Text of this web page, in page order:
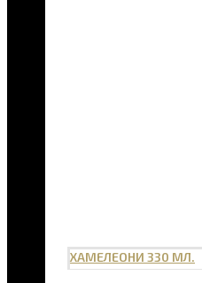
ХАМЕЛЕОНИ 330 МЛ.